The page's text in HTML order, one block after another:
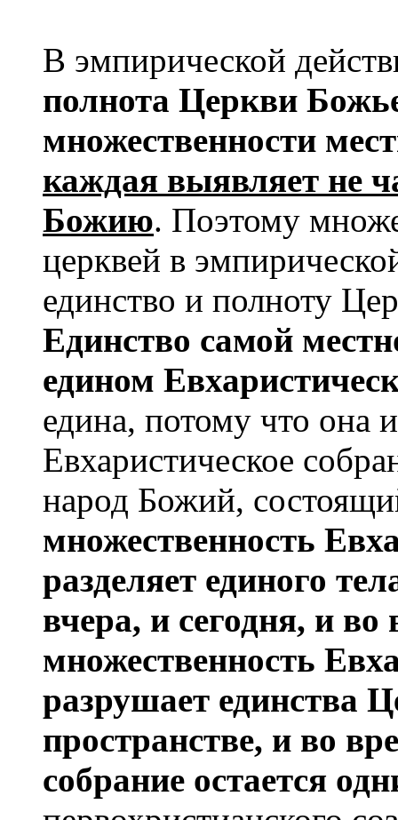
В эмпирической
полнота Церк­ви
множественности
каждая выявляет не
Божию. По­этому
церквей в
единство и полноту
Единство самой
едином
едина, потому что она
Евхаристическое
народ Божий,
множествен­ность
разделяет единого
вчера, и сегодня, и
множественность
разрушает единства
пространстве, и во
собрание остается